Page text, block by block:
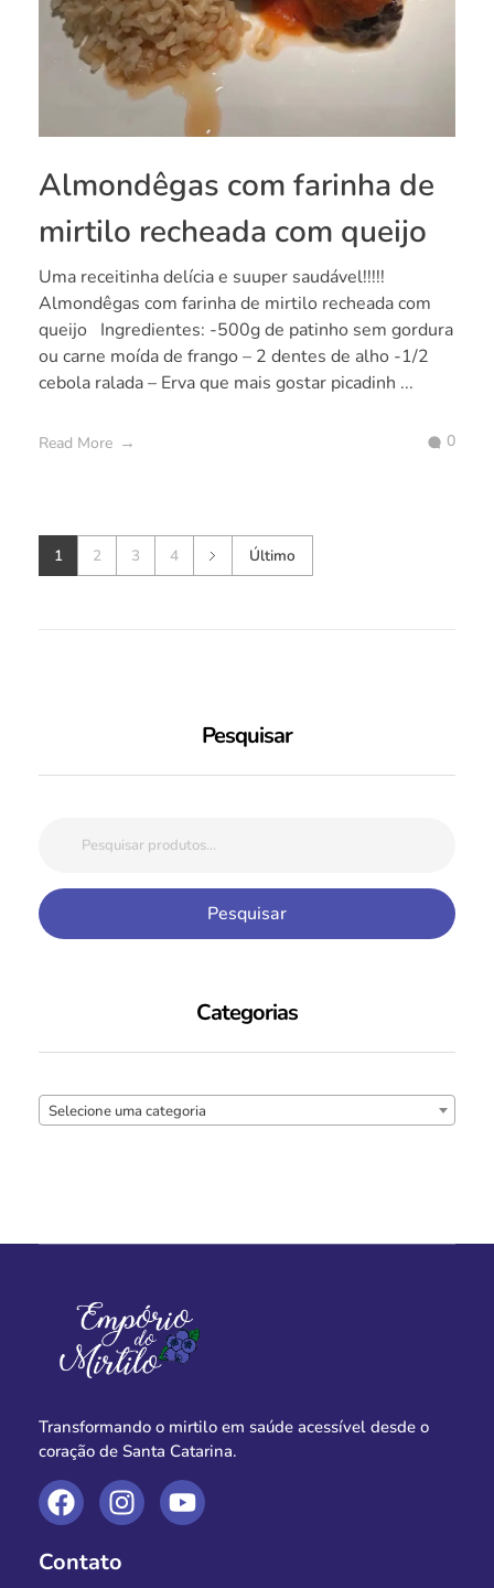
Almondêgas com farinha de
mirtilo recheada com queijo
Uma receitinha delícia e suuper saudável!!!!!
Almondêgas com farinha de mirtilo recheada com
queijo Ingredientes: -500g de patinho sem gordura
ou carne moída de frango – 2 dentes de alho -1/2
cebola ralada – Erva que mais gostar picadinh ...
Read More 0
1 2 3 4 Último
Pesquisar
Pesquisar
Categorias
Selecione uma categoria
Transformando o mirtilo em saúde acessível desde o
coração de Santa Catarina.
Contato